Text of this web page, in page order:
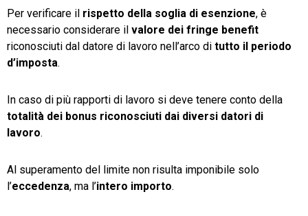
Per verificare il rispetto della soglia di esenzione, è
necessario considerare il valore dei fringe benefit
riconosciuti dal datore di lavoro nell’arco di tutto il periodo
d’imposta.
In caso di più rapporti di lavoro si deve tenere conto della
totalità dei bonus riconosciuti dai diversi datori di
lavoro.
Al superamento del limite non risulta imponibile solo
l’eccedenza, ma l’intero importo.